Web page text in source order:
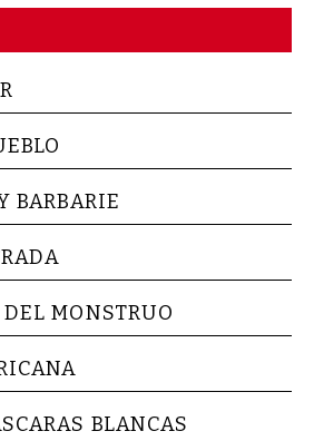
BARBARIE
MONSTRUO
BLANCAS